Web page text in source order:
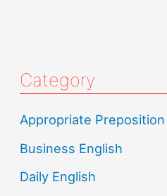
Category
Appropriate Preposition
Business English
Daily English